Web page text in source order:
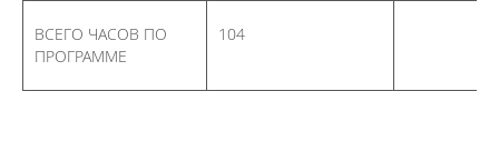
ВСЕГО ЧАСОВ ПО
ПРОГРАММЕ
104